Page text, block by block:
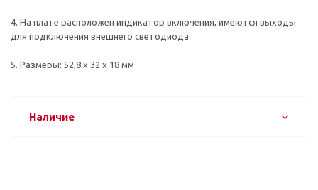
4. На плате расположен индикатор включения, имеются выходы
для подключения внешнего светодиода
5. Размеры: 52,8 х 32 х 18 мм
Наличие